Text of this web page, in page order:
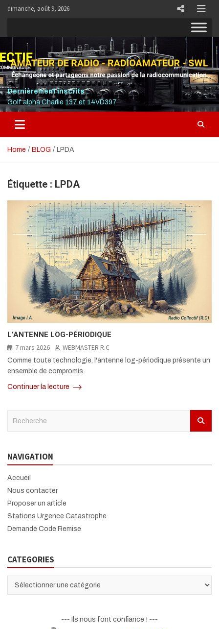
Skipdimanche, août 9, 2026
RADIO COLLECTIF
PLUS QU'UNE FRÉQUENCE, UNE COMMUNAUTÉ.
Dernièrement inscrits :
Golf alpha Charlie 137 et 14VD397
Home BLOG LPDA
Étiquette : LPDA
L’ANTENNE LOG-PÉRIODIQUE
7 mars 2026
WEBMASTER R.C
Comme toute technologie, l'antenne log-périodique présente un
ensemble de compromis.
Continuer la lecture
c
NAVIGATION
Accueil
Nous contacter
Proposer un article
Stations Urgence Catastrophe
Demande Code Remise
CATEGORIES
CATEGORIES
--- Ils nous font confiance ! ---